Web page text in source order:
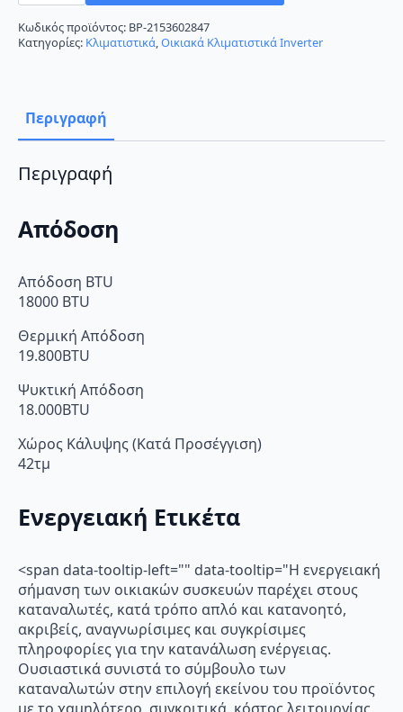
181
EI/JCC-
N2
Κλιματιστικό
A+/A+
ποσότητα
Κωδικός προϊόντος: BP-2153602847
Κατηγορίες: Κλιματιστικά,Οικιακά Κλιματιστικά Inverter
Περιγραφή
Περιγραφή
Απόδοση
Απόδοση BTU
18000 BTU
Θερμική Απόδοση
19.800BTU
Ψυκτική Απόδοση
18.000BTU
Χώρος Κάλυψης (Κατά Προσέγγιση)
42τμ
Ενεργειακή Ετικέτα
<span data-tooltip-left="" data-tooltip="Η ενεργειακή
σήμανση των οικιακών συσκευών παρέχει στους
καταναλωτές, κατά τρόπο απλό και κατανοητό,
ακριβείς, αναγνωρίσιμες και συγκρίσιμες
πληροφορίες για την κατανάλωση ενέργειας.
Ουσιαστικά συνιστά το σύμβουλο των
καταναλωτών στην επιλογή εκείνου του προϊόντος